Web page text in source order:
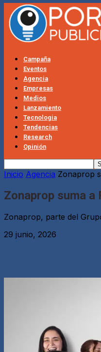
Campaña
Eventos
Agencia
Empresas
Medios
Lanzamiento
Tecnologia
Tendencias
Research
Opinión
Inicio Agencia Zonaprop
Zonaprop suma a
Zonaprop, parte del
29 junio, 2026